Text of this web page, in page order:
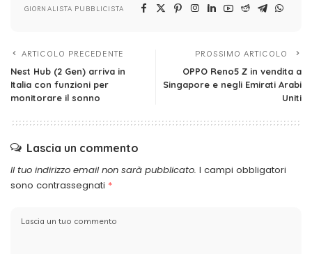
GIORNALISTA PUBBLICISTA
ARTICOLO PRECEDENTE
Nest Hub (2 Gen) arriva in
Italia con funzioni per
monitorare il sonno
PROSSIMO ARTICOLO
OPPO Reno5 Z in vendita a
Singapore e negli Emirati Arabi
Uniti
Lascia un commento
Il tuo indirizzo email non sarà pubblicato. I campi obbligatori
sono contrassegnati *